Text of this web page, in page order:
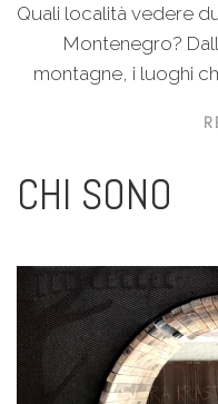
Quali località vedere
Montenegro?
montagne, i luoghi
CHI SONO